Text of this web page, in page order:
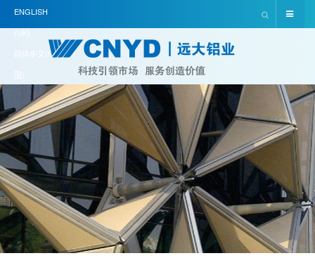
ENGLISH
(UK)
简体中文(中
国)